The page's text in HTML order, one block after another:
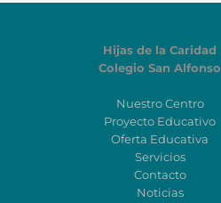
Hijas de la Caridad
Colegio San Alfonso
Nuestro Centro
Proyecto Educativo
Oferta Educativa
Servicios
Contacto
Noticias